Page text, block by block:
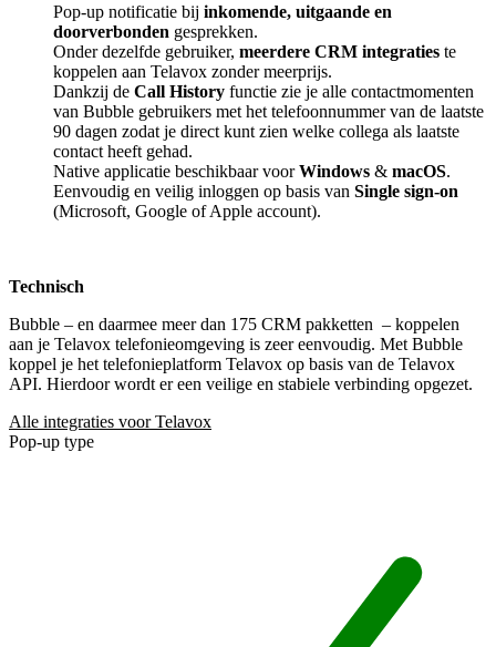
Pop-up notificatie bij inkomende, uitgaande en
doorverbonden gesprekken.
Onder dezelfde gebruiker, meerdere CRM integraties te
koppelen aan Telavox zonder meerprijs.
Dankzij de Call History functie zie je alle contactmomenten
van Bubble gebruikers met het telefoonnummer van de laatste
90 dagen zodat je direct kunt zien welke collega als laatste
contact heeft gehad.
Native applicatie beschikbaar voorWindows & macOS.
Eenvoudig en veilig inloggen op basis van Single sign-on
(Microsoft, Google of Apple account).
Technisch
Bubble – en daarmee meer dan 175 CRM pakketten – koppelen
aan je Telavox telefonieomgeving is zeer eenvoudig. Met Bubble
koppel je het telefonieplatform Telavox op basis van de Telavox
API. Hierdoor wordt er een veilige en stabiele verbinding opgezet.
Alle integraties voor Telavox
Pop-up type